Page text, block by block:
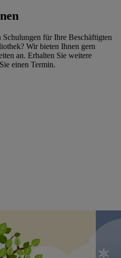
Schulungen für Ihre Beschäftigten
Wir bieten Ihnen gern
an. Erhalten Sie weitere
einen Termin.